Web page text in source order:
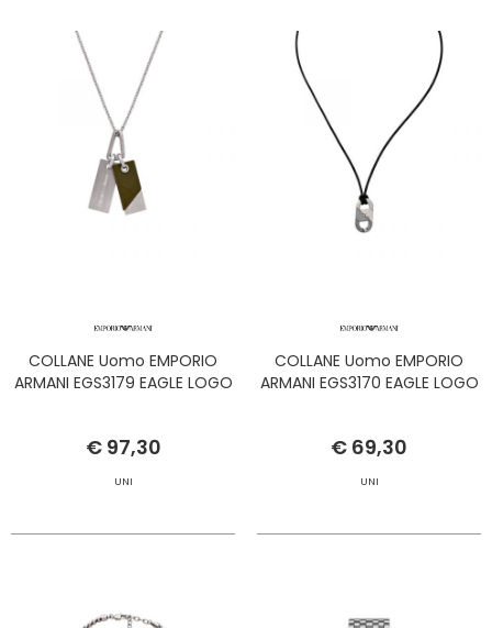
COLLANE Uomo EMPORIO
ARMANI EGS3179 EAGLE LOGO
€ 97,30
UNI
COLLANE Uomo EMPORIO
ARMANI EGS3170 EAGLE LOGO
€ 69,30
UNI